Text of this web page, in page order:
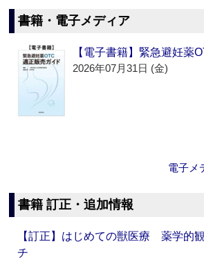
書籍・電子メディア
【電子書籍】緊急避妊薬
2026年07月31日 (金)
電子メ
書籍 訂正・追加情報
【訂正】はじめての獣医療 薬学的
チ